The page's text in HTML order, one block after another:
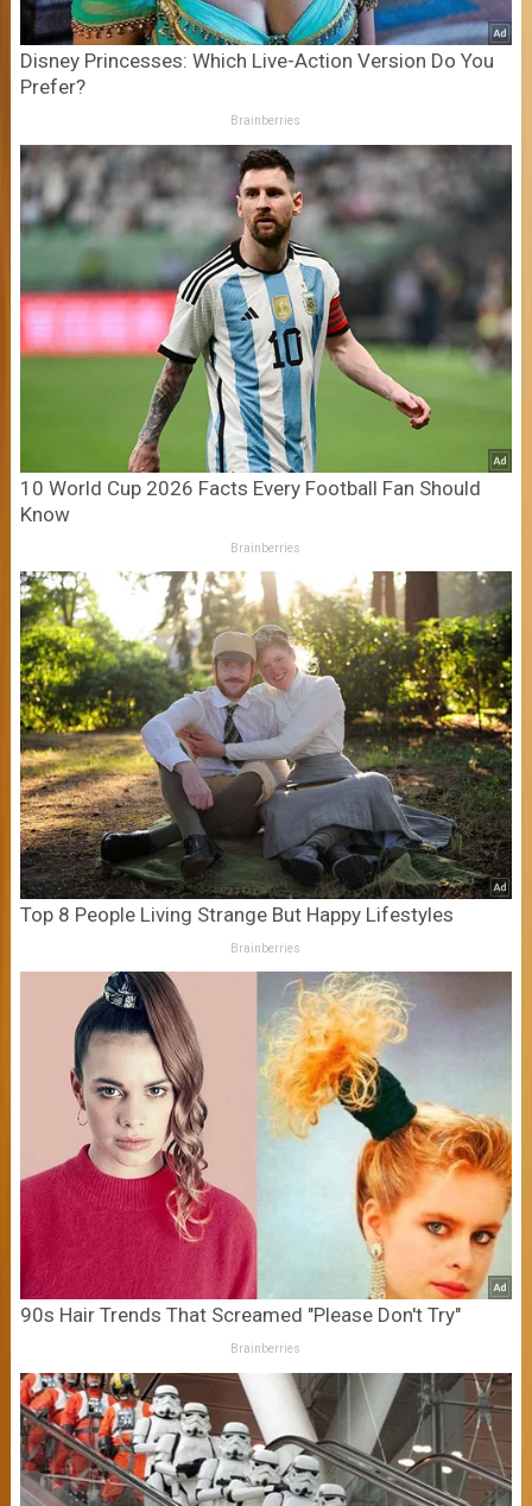
Disney Princesses: Which Live-Action Version Do You
Prefer?
Brainberries
10 World Cup 2026 Facts Every Football Fan Should
Know
Brainberries
Top 8 People Living Strange But Happy Lifestyles
Brainberries
90s Hair Trends That Screamed "Please Don't Try"
Brainberries